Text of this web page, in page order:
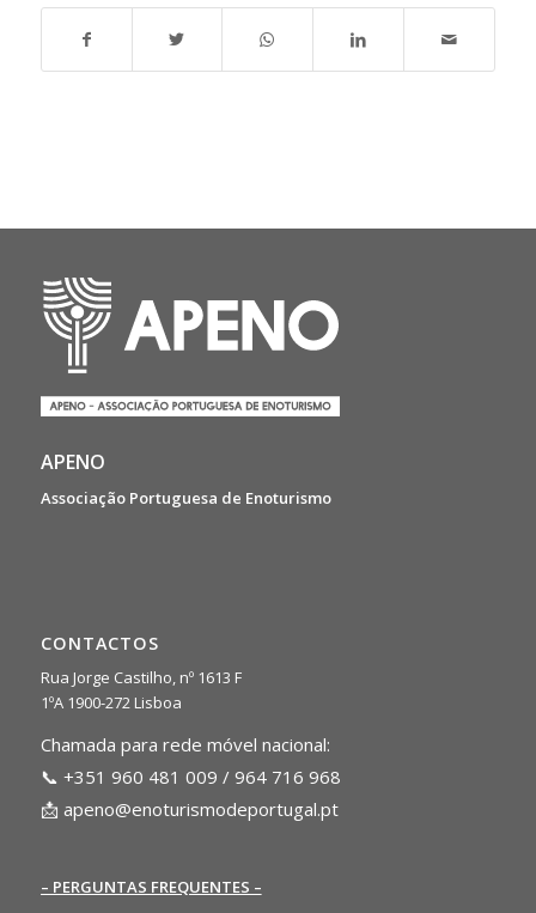
APENO
Associação Portuguesa de Enoturismo
CONTACTOS
Rua Jorge Castilho, nº 1613 F
1ºA 1900-272 Lisboa
Chamada para rede móvel nacional:
📞 +351 960 481 009 / 964 716 968
📩 apeno@enoturismodeportugal.pt
– PERGUNTAS FREQUENTES –